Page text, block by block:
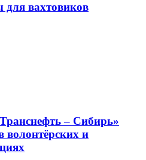
вахтовиков
– Сибирь»
волонтёрских и